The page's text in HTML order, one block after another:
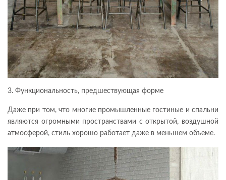
3. Функциональность, предшествующая форме
Даже при том, что многие промышленные гостиные и спальни
являются огромными пространствами с открытой, воздушной
атмосферой, стиль хорошо работает даже в меньшем объеме.